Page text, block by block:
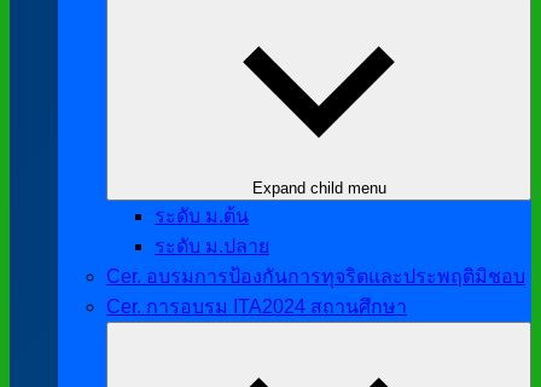
Expand child menu
ระดับ ม.ต้น
ระดับ ม.ปลาย
Cer. อบรมการป้องกันการทุจริตและประพฤติมิชอบ
Cer. การอบรม ITA2024 สถานศึกษา